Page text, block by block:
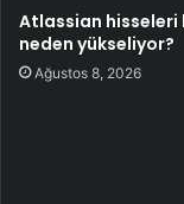
Atlassian hisseleri
neden yükseliyor?
Ağustos 8, 2026